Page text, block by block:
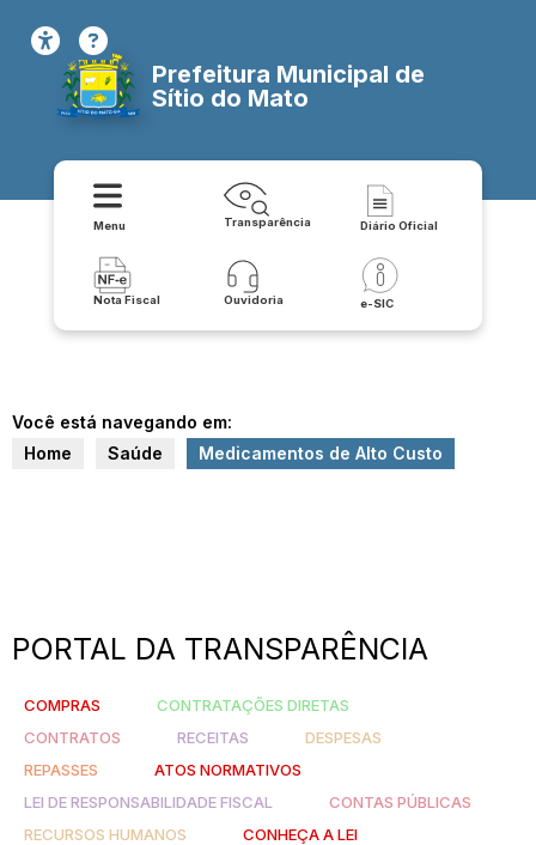
Prefeitura Municipal de
Sítio do Mato
Menu Transparência Diário Oficial
Nota Fiscal Ouvidoria e-SIC
Você está navegando em:
Home
Saúde Medicamentos de Alto Custo
PORTAL DA TRANSPARÊNCIA
COMPRAS
CONTRATAÇÕES DIRETAS
CONTRATOS
RECEITAS
DESPESAS
REPASSES
ATOS NORMATIVOS
LEI DE RESPONSABILIDADE FISCAL
CONTAS PÚBLICAS
RECURSOS HUMANOS
CONHEÇA A LEI